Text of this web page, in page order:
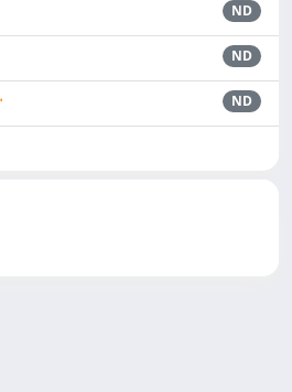
ND
ND
ND